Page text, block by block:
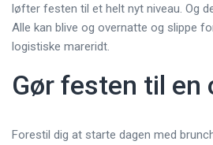
løfter festen til et helt nyt niveau. Og
Alle kan blive og overnatte og slippe
logistiske mareridt.
Gør festen til en
Forestil dig at starte dagen med